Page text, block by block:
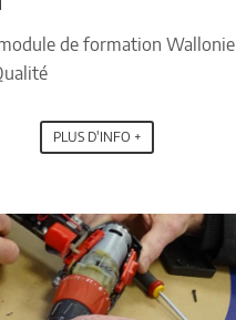
de formation Wallonie
PLUS D'INFO +